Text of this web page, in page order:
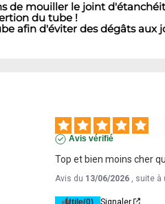
de mouiller le joint
du tube !
afin d'éviter des dégâts
Avis vérifié
Top et bien moins cher
Avis du 13/06/2026 , suite à
Utile(0) Signaler